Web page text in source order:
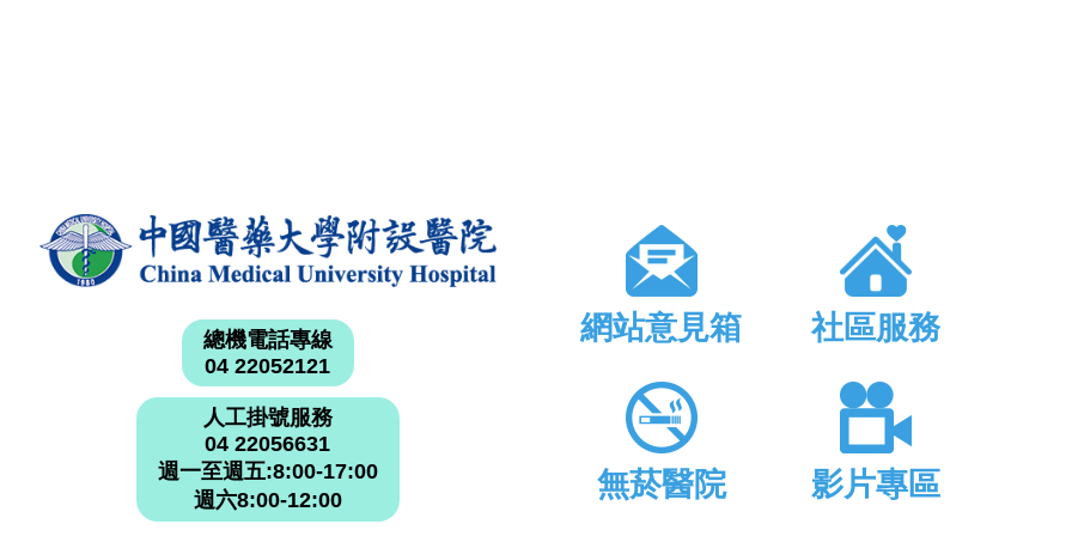
總機電話專線
04 22052121
人工掛號服務
04 22056631
週一至週五:8:00-17:00
週六8:00-12:00
網站意見箱 社區服務
無菸醫院 影片專區